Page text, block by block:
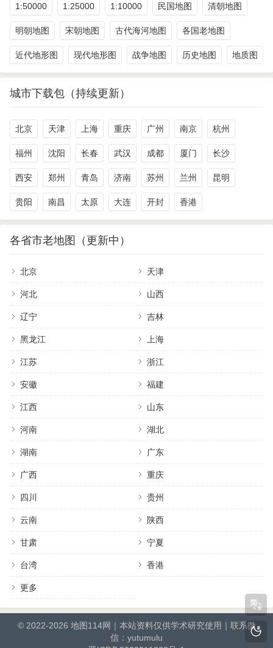
1:50000 1:25000 1:10000 民国地图 清朝地图
明朝地图 宋朝地图 古代海河地图 各国老地图
近代地形图 现代地形图 战争地图 历史地图 地质图
城市下载包（持续更新）
北京 天津 上海 重庆 广州 南京 杭州
福州 沈阳 长春 武汉 成都 厦门 长沙
西安 郑州 青岛 济南 苏州 兰州 昆明
贵阳 南昌 太原 大连 开封 香港
各省市老地图（更新中）
北京 天津
河北 山西
辽宁 吉林
黑龙江 上海
江苏 浙江
安徽 福建
江西 山东
河南 湖北
湖南 广东
广西 重庆
四川 贵州
云南 陕西
甘肃 宁夏
台湾 香港
更多
© 2022-2026 地图114网 ｜本站资料仅供学术研究使用｜联系微
信：yutumulu